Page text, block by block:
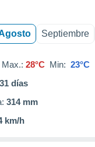
Septiembre
Max.: 28°C Min: 23°C
31 días
314 mm
km/h